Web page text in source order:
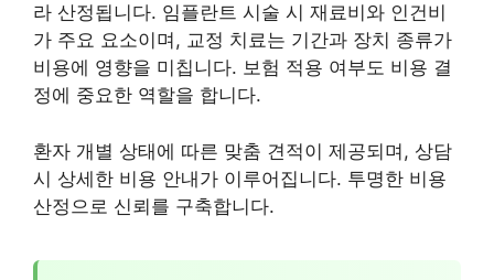
라 산정됩니다. 임플란트 시술 시 재료비와 인건비
가 주요 요소이며, 교정 치료는 기간과 장치 종류가
비용에 영향을 미칩니다. 보험 적용 여부도 비용 결
정에 중요한 역할을 합니다.
환자 개별 상태에 따른 맞춤 견적이 제공되며, 상담
시 상세한 비용 안내가 이루어집니다. 투명한 비용
산정으로 신뢰를 구축합니다.